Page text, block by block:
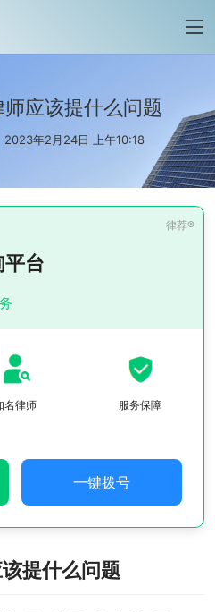
师应该提什么问题
2023年2月24日 上午10:18
台
名律师 服务保障
一键拨号
提什么问题